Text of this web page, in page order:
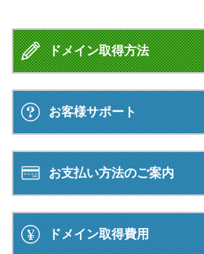
ドメイン取得方法
お客様サポート
お支払い方法のご案内
ドメイン取得費用